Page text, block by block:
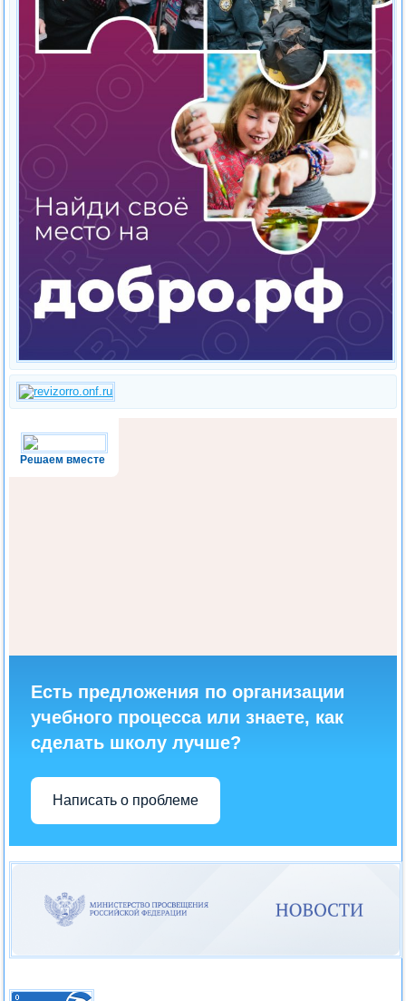
Решаем вместе
Есть предложения по организации
учебного процесса или знаете, как
сделать школу лучше?
Написать о проблеме